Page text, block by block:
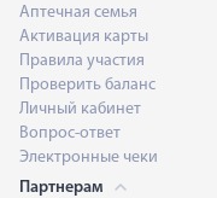
Аптечная семья
Активация карты
Правила участия
Проверить баланс
Личный кабинет
Вопрос-ответ
Электронные чеки
Партнерам